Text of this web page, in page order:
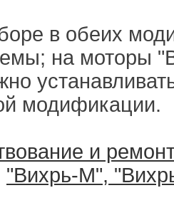
в обеих
на моторы
модификации.
и
"Вихрь-М",